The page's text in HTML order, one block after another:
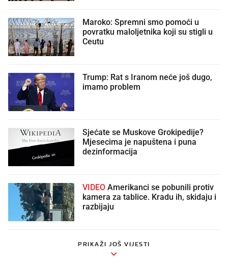
Maroko: Spremni smo pomoći u
povratku maloljetnika koji su stigli u
Ceutu
Trump: Rat s Iranom neće još dugo,
imamo problem
Sjećate se Muskove Grokipedije?
Mjesecima je napuštena i puna
dezinformacija
VIDEO
kamera za tablice. Kradu ih, skidaju i
razbijaju
PRIKAŽI JOŠ VIJESTI